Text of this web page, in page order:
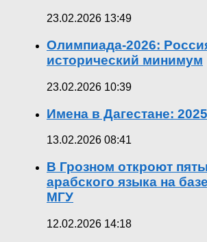
23.02.2026 13:49
Олимпиада-2026:
исторический минимум
23.02.2026 10:39
Имена в Дагестане:
13.02.2026 08:41
В Грозном откроют
арабского языка на
МГУ
12.02.2026 14:18